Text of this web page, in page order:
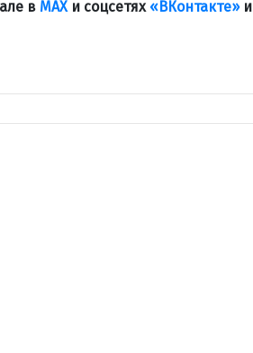
в МАХ и соцсетях «ВКонтакте»и